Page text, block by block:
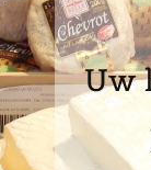
Uw